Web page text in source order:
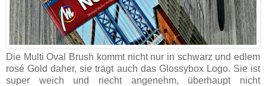
Die Multi Oval Brush kommt nicht nur in schwarz und edlem
rosé Gold daher, sie trägt auch das Glossybox Logo. Sie ist
super weich und riecht angenehm, überhaupt nicht